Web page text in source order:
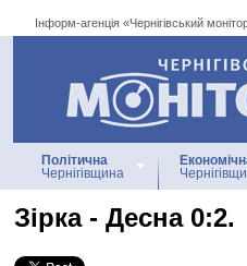
Інформ-агенція «Чернігівський
Інформ-агенція
«Чернігівський
Політична
Чернігівщина
Зірка - Десна 0:2.